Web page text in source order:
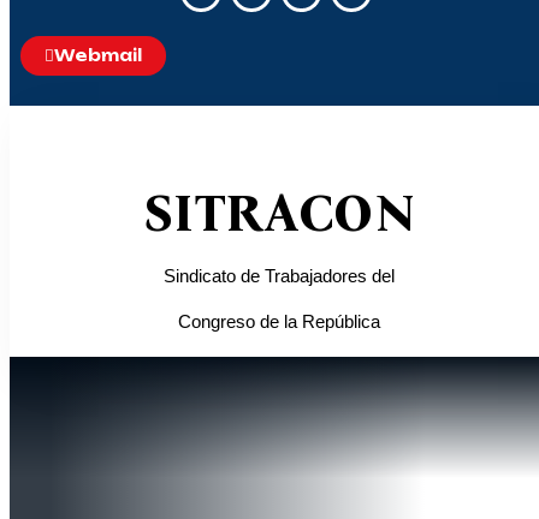
Webmail
SITRACON
Sindicato de Trabajadores del
Congreso de la República